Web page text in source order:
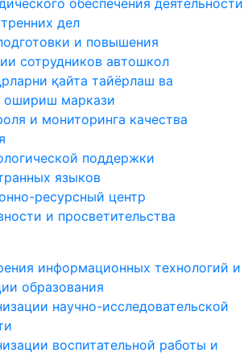
обеспечения деятельности
дел
и повышения
сотрудников автошкол
қайта тайёрлаш ва
ошириш маркази
и мониторинга качества
поддержки
языков
ресурсный центр
и просветительства
информационных технологий и
образования
научно-исследовательской
воспитательной работы и